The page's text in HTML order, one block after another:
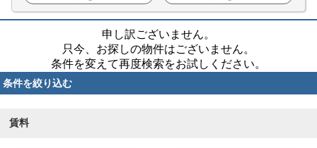
申し訳ございません。
只今、お探しの物件はございません。
条件を変えて再度検索をお試しください。
条件を絞り込む
賃料